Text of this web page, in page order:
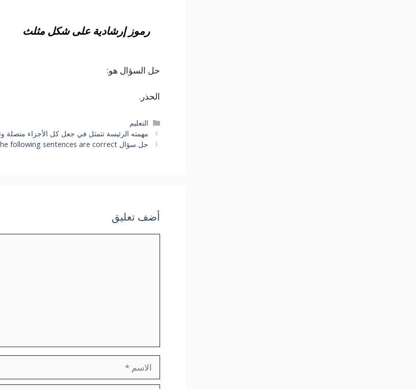
رموز إرشادية على شكل مثلث
حل السؤال هو:
الحذر.
التصنيفات
التعليم
مهمته الرئيسة تتمثل في جعل كل الأجزاء متصلة
حل سؤال Which of the following sentences are correct
أضف تعليق
الاسم